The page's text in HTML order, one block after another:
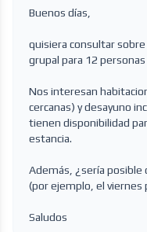
Buenos días,
quisiera consultar
grupal para 12
Nos interesan
cercanas) y desayuno
tienen disponibilidad
estancia.
Además, ¿sería posible
(por ejemplo, el viernes
Saludos